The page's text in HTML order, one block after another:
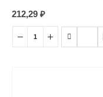
212,29 ₽